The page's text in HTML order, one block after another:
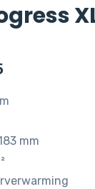
€ 37,95.
mm